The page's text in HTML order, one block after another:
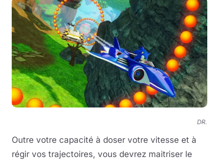
DR.
Outre votre capacité à doser votre vitesse et à
régir vos trajectoires, vous devrez maitriser le